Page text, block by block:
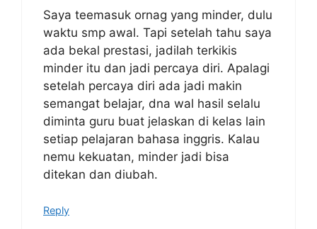
Saya teemasuk ornag yang minder, dulu
waktu smp awal. Tapi setelah tahu saya
ada bekal prestasi, jadilah terkikis
minder itu dan jadi percaya diri. Apalagi
setelah percaya diri ada jadi makin
semangat belajar, dna wal hasil selalu
diminta guru buat jelaskan di kelas lain
setiap pelajaran bahasa inggris. Kalau
nemu kekuatan, minder jadi bisa
ditekan dan diubah.
Reply